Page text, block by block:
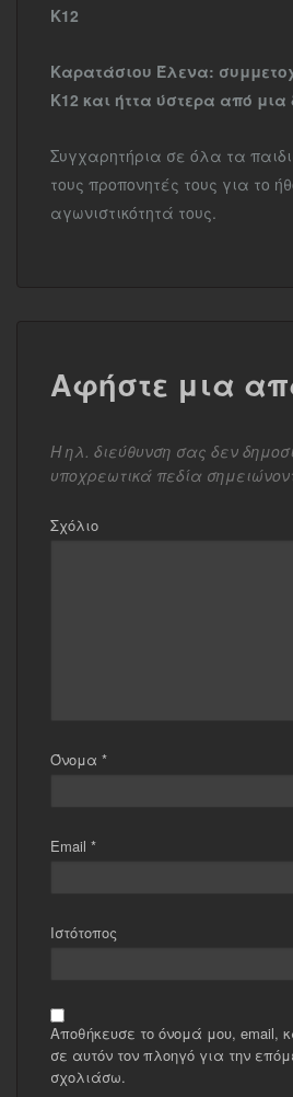
Κ12
Καρατάσιου Έλενα:
Κ12 και ήττα ύστερα από
Συγχαρητήρια σε όλα τα
τους προπονητές τους για το
αγωνιστικότητά τους.
Αφήστε μια
Η ηλ. διεύθυνση σας δεν
υποχρεωτικά πεδία
Σχόλιο
Όνομα *
Email *
Ιστότοπος
Αποθήκευσε το όνομά μου, email,
σε αυτόν τον πλοηγό για την
σχολιάσω.